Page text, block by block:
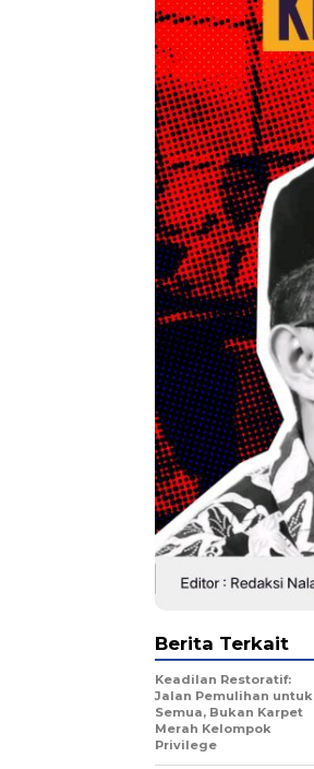
Berita Terkait
Keadilan Restoratif:
Jalan Pemulihan untuk
Semua, Bukan Karpet
Merah Kelompok
Privilege